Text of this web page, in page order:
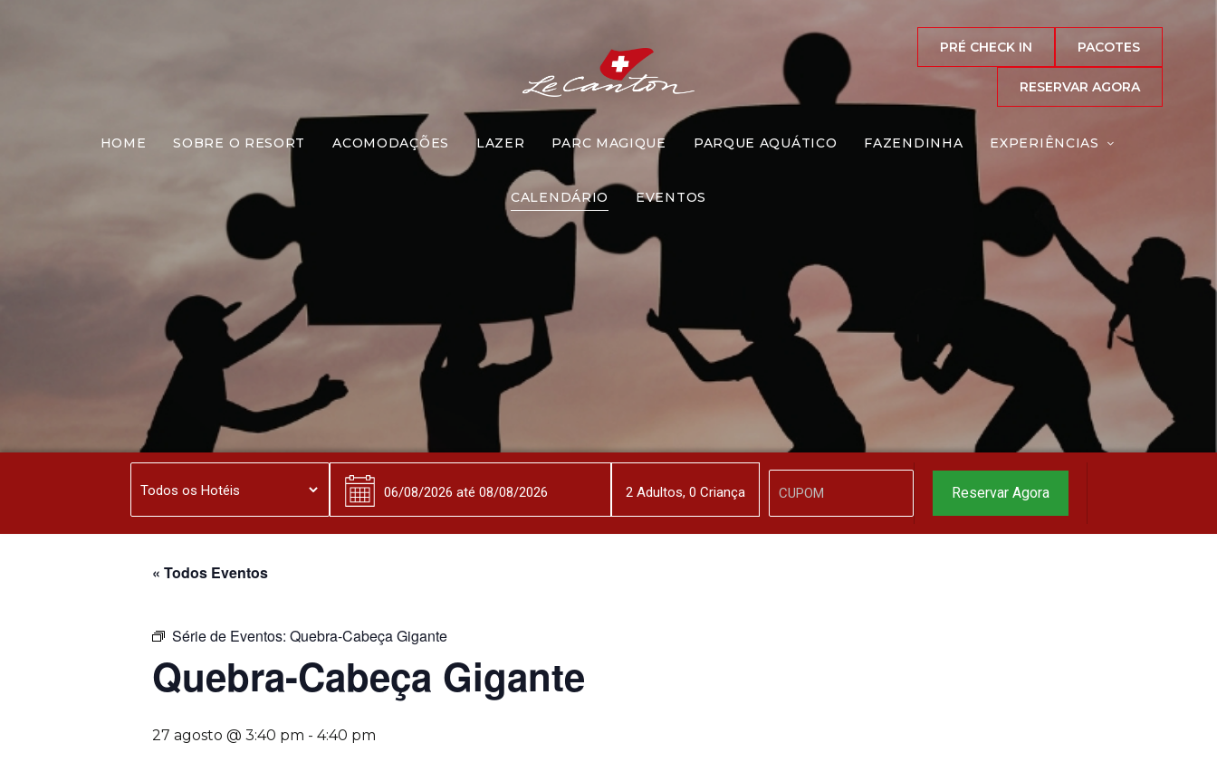
PRÉ CHECK IN PACOTES
RESERVAR AGORA
HOME SOBRE O RESORT ACOMODAÇÕES LAZER PARC MAGIQUE PARQUE AQUÁTICO FAZENDINHA EXPERIÊNCIAS
CALENDÁRIO EVENTOS
Quebra-Cabeça Gigante
« Todos Eventos
Série de Eventos: Quebra-Cabeça Gigante
Quebra-Cabeça Gigante
27 agosto @ 3:40 pm - 4:40 pm
2Adultos, 0 Criança Reservar Agora